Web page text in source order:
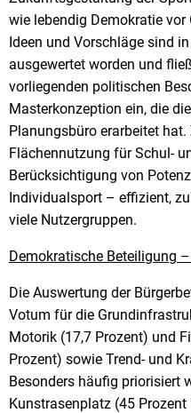
wie lebendig Demokratie vor
Ideen und Vorschläge sind
ausgewertet worden und
vorliegenden politischen
Masterkonzeption ein, die
Planungsbüro erarbeitet
Flächennutzung für Schul-
Berücksichtigung von
Individualsport – effizient,
viele Nutzergruppen.
Demokratische Beteiligung
Die Auswertung der
Votum für die
Motorik (17,7 Prozent) und
Prozent) sowie Trend- und
Besonders häufig priorisiert
Kunstrasenplatz (45